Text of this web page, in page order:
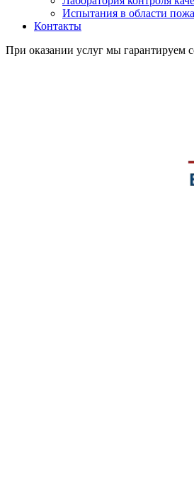
Испытания в области
Контакты
При оказании услуг мы гарантируем